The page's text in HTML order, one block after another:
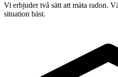
Vi erbjuder två sätt att mäta radon.
situation bäst.